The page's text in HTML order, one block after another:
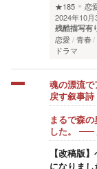
★185
恋
2024年10
残酷描写有
恋愛 青春
ドラマ
魂の漂流で
戻す叙事詩
まるで森
した。
【改稿版
になりまし